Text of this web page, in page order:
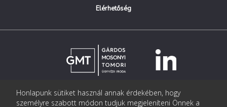
Elérhetőség
© Copyright Gárdos Mosonyi Tomori Ügyvédi Iroda
postmaster@gmtlegal.hu
Honlapunk sütiket használ annak érdekében, hogy
személyre szabott módon tudjuk megjeleníteni Önnek a